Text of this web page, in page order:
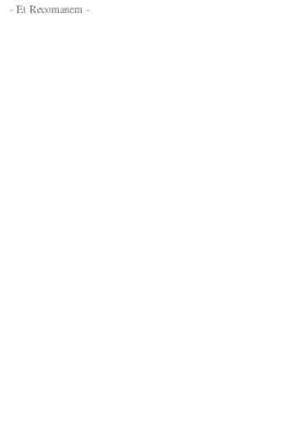
- Et Recomanem -